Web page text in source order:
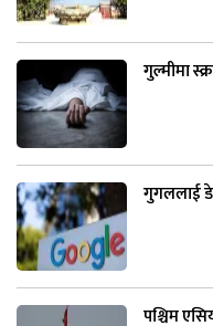
गुल्मीमा
गुगललाई
पश्चिम